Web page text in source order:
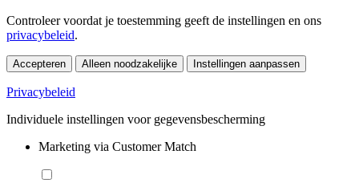
Controleer voordat je toestemming geeft de instellingen en ons
privacybeleid.
Accepteren Alleen noodzakelijke Instellingen aanpassen
Privacybeleid
Individuele instellingen voor gegevensbescherming
Marketing via Customer Match